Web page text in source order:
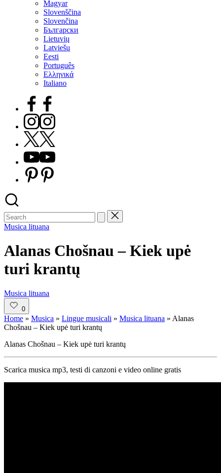
Magyar
Slovenščina
Slovenčina
Български
Lietuvių
Latviešu
Eesti
Português
Ελληνικά
Italiano
Facebook
Instagram
X
Youtube
Pinterest
Posted
Musica lituana
Alanas Chošnau – Kiek upė
turi krantų
Posted
in
Musica lituana
0
Home » Musica » Lingue musicali » Musica lituana » Alanas
Chošnau – Kiek upė turi krantų
Alanas Chošnau – Kiek upė turi krantų
Scarica musica mp3, testi di canzoni e video online gratis